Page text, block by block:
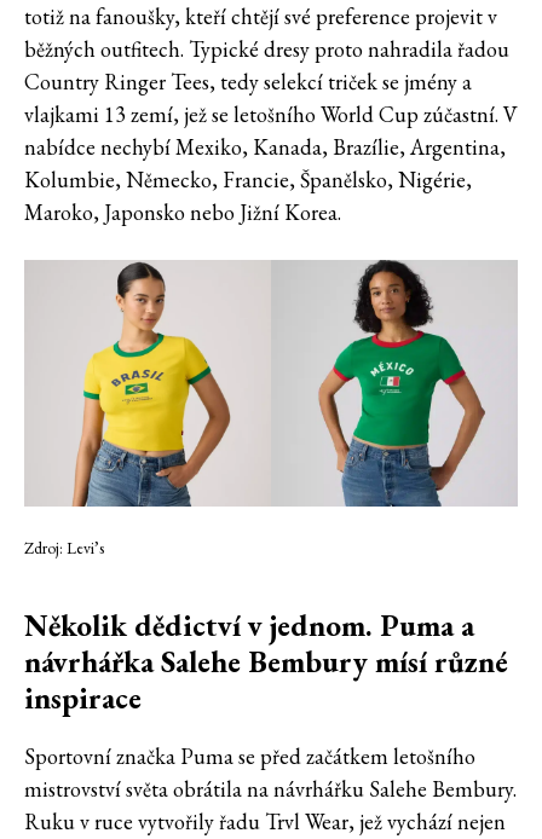
totiž na fanoušky, kteří chtějí své preference projevit v
běžných outfitech. Typické dresy proto nahradila řadou
Country Ringer Tees, tedy selekcí triček se jmény a
vlajkami 13 zemí, jež se letošního World Cup zúčastní. V
nabídce nechybí Mexiko, Kanada, Brazílie, Argentina,
Kolumbie, Německo, Francie, Španělsko, Nigérie,
Maroko, Japonsko nebo Jižní Korea.
Zdroj: Levi’s
Několik dědictví v jednom. Puma a
návrhářka Salehe Bembury mísí různé
inspirace
Sportovní značka Puma se před začátkem letošního
mistrovství světa obrátila na návrhářku Salehe Bembury.
Ruku v ruce vytvořily řadu Trvl Wear, jež vychází nejen